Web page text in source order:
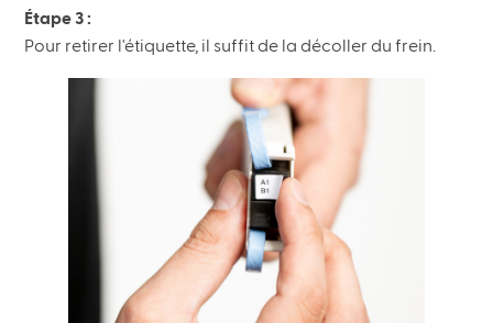
Étape 3 :
Pour retirer l'étiquette, il suffit de la décoller du frein.